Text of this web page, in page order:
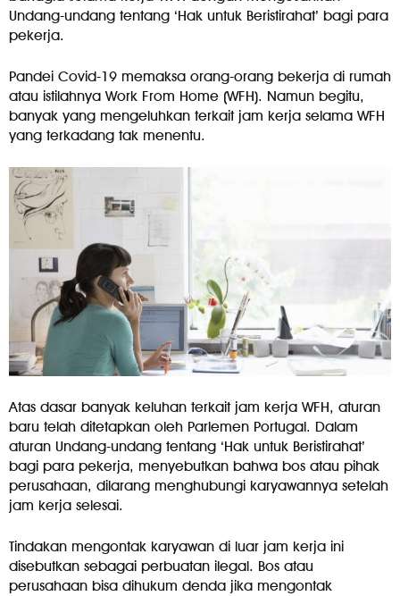
Undang-undang tentang ‘Hak untuk Beristirahat’ bagi para
pekerja.
Pandei Covid-19 memaksa orang-orang bekerja di rumah
atau istilahnya Work From Home (WFH). Namun begitu,
banyak yang mengeluhkan terkait jam kerja selama WFH
yang terkadang tak menentu.
Atas dasar banyak keluhan terkait jam kerja WFH, aturan
baru telah ditetapkan oleh Parlemen Portugal. Dalam
aturan Undang-undang tentang ‘Hak untuk Beristirahat’
bagi para pekerja, menyebutkan bahwa bos atau pihak
perusahaan, dilarang menghubungi karyawannya setelah
jam kerja selesai.
Tindakan mengontak karyawan di luar jam kerja ini
disebutkan sebagai perbuatan ilegal. Bos atau
perusahaan bisa dihukum denda jika mengontak